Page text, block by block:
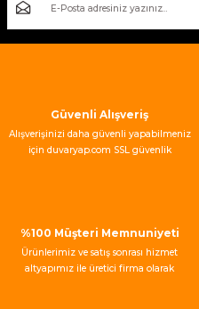
Ürün açıklamasında eksik
Ürün bilgilerinde hatalar
Güvenli Alışveriş
Alışverişinizi daha güvenli yapabilmeniz
için duvaryap.com SSL güvenlik
%100 Müşteri Memnuniyeti
Ürünlerimiz ve satış sonrası hizmet
altyapımız ile üretici firma olarak